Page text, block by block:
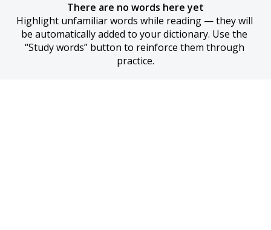
There are no words here yet
Highlight unfamiliar words while reading — they will
be automatically added to your dictionary. Use the
“Study words” button to reinforce them through
practice.